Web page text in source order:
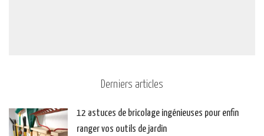
Derniers articles
12 astuces de bricolage ingénieuses pour enfin
ranger vos outils de jardin